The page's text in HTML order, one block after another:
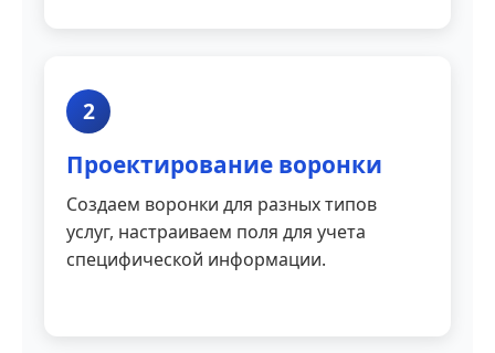
2
Проектирование воронки
Создаем воронки для разных типов
услуг, настраиваем поля для учета
специфической информации.